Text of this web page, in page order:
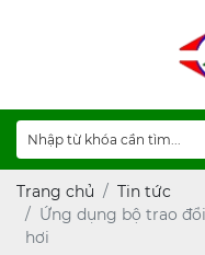
Trang chủ
Tin tức
Ứng dụng bộ trao
hơi